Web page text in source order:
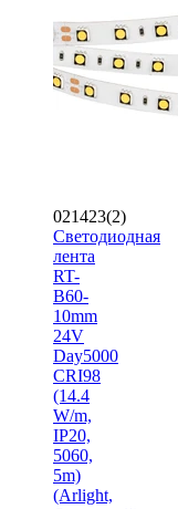
021423(2)
Светодиодная
лента
RT-
B60-
10mm
24V
Day5000
CRI98
(14.4
W/m,
IP20,
5060,
5m)
(Arlight,